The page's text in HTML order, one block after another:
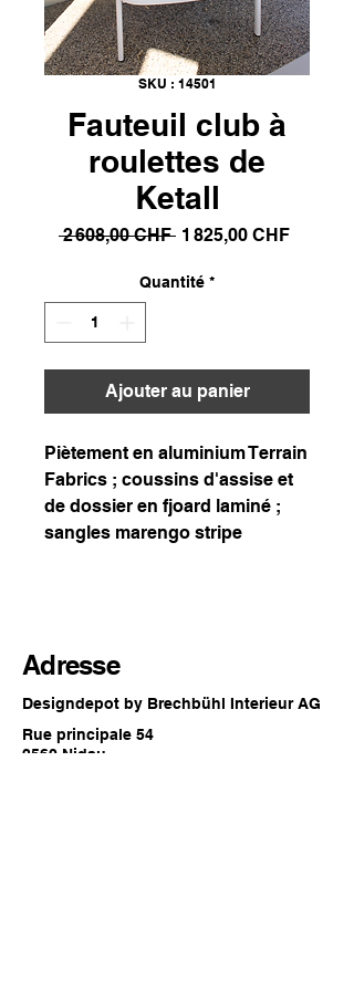
SKU : 14501
Fauteuil club à
roulettes de
Ketall
2 608,00 CHF Prix
1 825,00 CHFPrix
Quantité *
Ajouter au panier
Piètement en aluminium Terrain
Fabrics ; coussins d'assise et
de dossier en fjoard laminé ;
sangles marengo stripe
Adresse
Designdepot by Brechbühl Interieur AG
Rue principale 54
2560 Nidau